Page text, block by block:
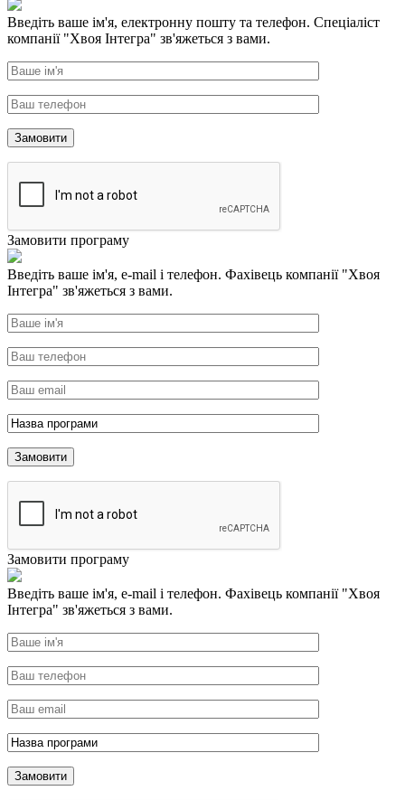
Введіть ваше ім'я, електронну пошту та телефон. Спеціаліст
компанії "Хвоя Інтегра" зв'яжеться з вами.
Замовити програму
Введіть ваше ім'я, e-mail і телефон. Фахівець компанії "Хвоя
Інтегра" зв'яжеться з вами.
Замовити програму
Введіть ваше ім'я, e-mail і телефон. Фахівець компанії "Хвоя
Інтегра" зв'яжеться з вами.